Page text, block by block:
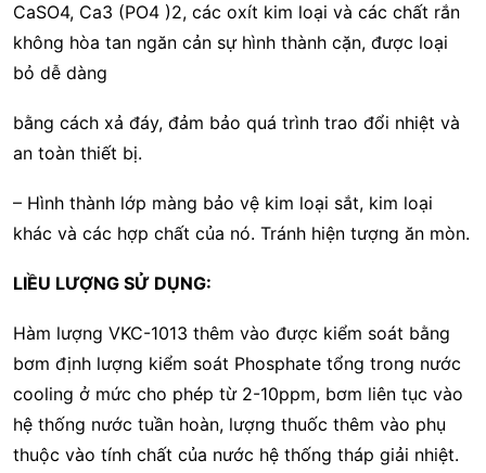
CaSO4, Ca3 (PO4 )2, các oxít kim loại và các chất rắn
không hòa tan ngăn cản sự hình thành cặn, được loại
bỏ dễ dàng
bằng cách xả đáy, đảm bảo quá trình trao đổi nhiệt và
an toàn thiết bị.
– Hình thành lớp màng bảo vệ kim loại sắt, kim loại
khác và các hợp chất của nó. Tránh hiện tượng ăn mòn.
LIỀU LƯỢNG SỬ DỤNG:
Hàm lượng VKC-1013 thêm vào được kiểm soát bằng
bơm định lượng kiểm soát Phosphate tổng trong nước
cooling ở mức cho phép từ 2-10ppm, bơm liên tục vào
hệ thống nước tuần hoàn, lượng thuốc thêm vào phụ
thuộc vào tính chất của nước hệ thống tháp giải nhiệt.